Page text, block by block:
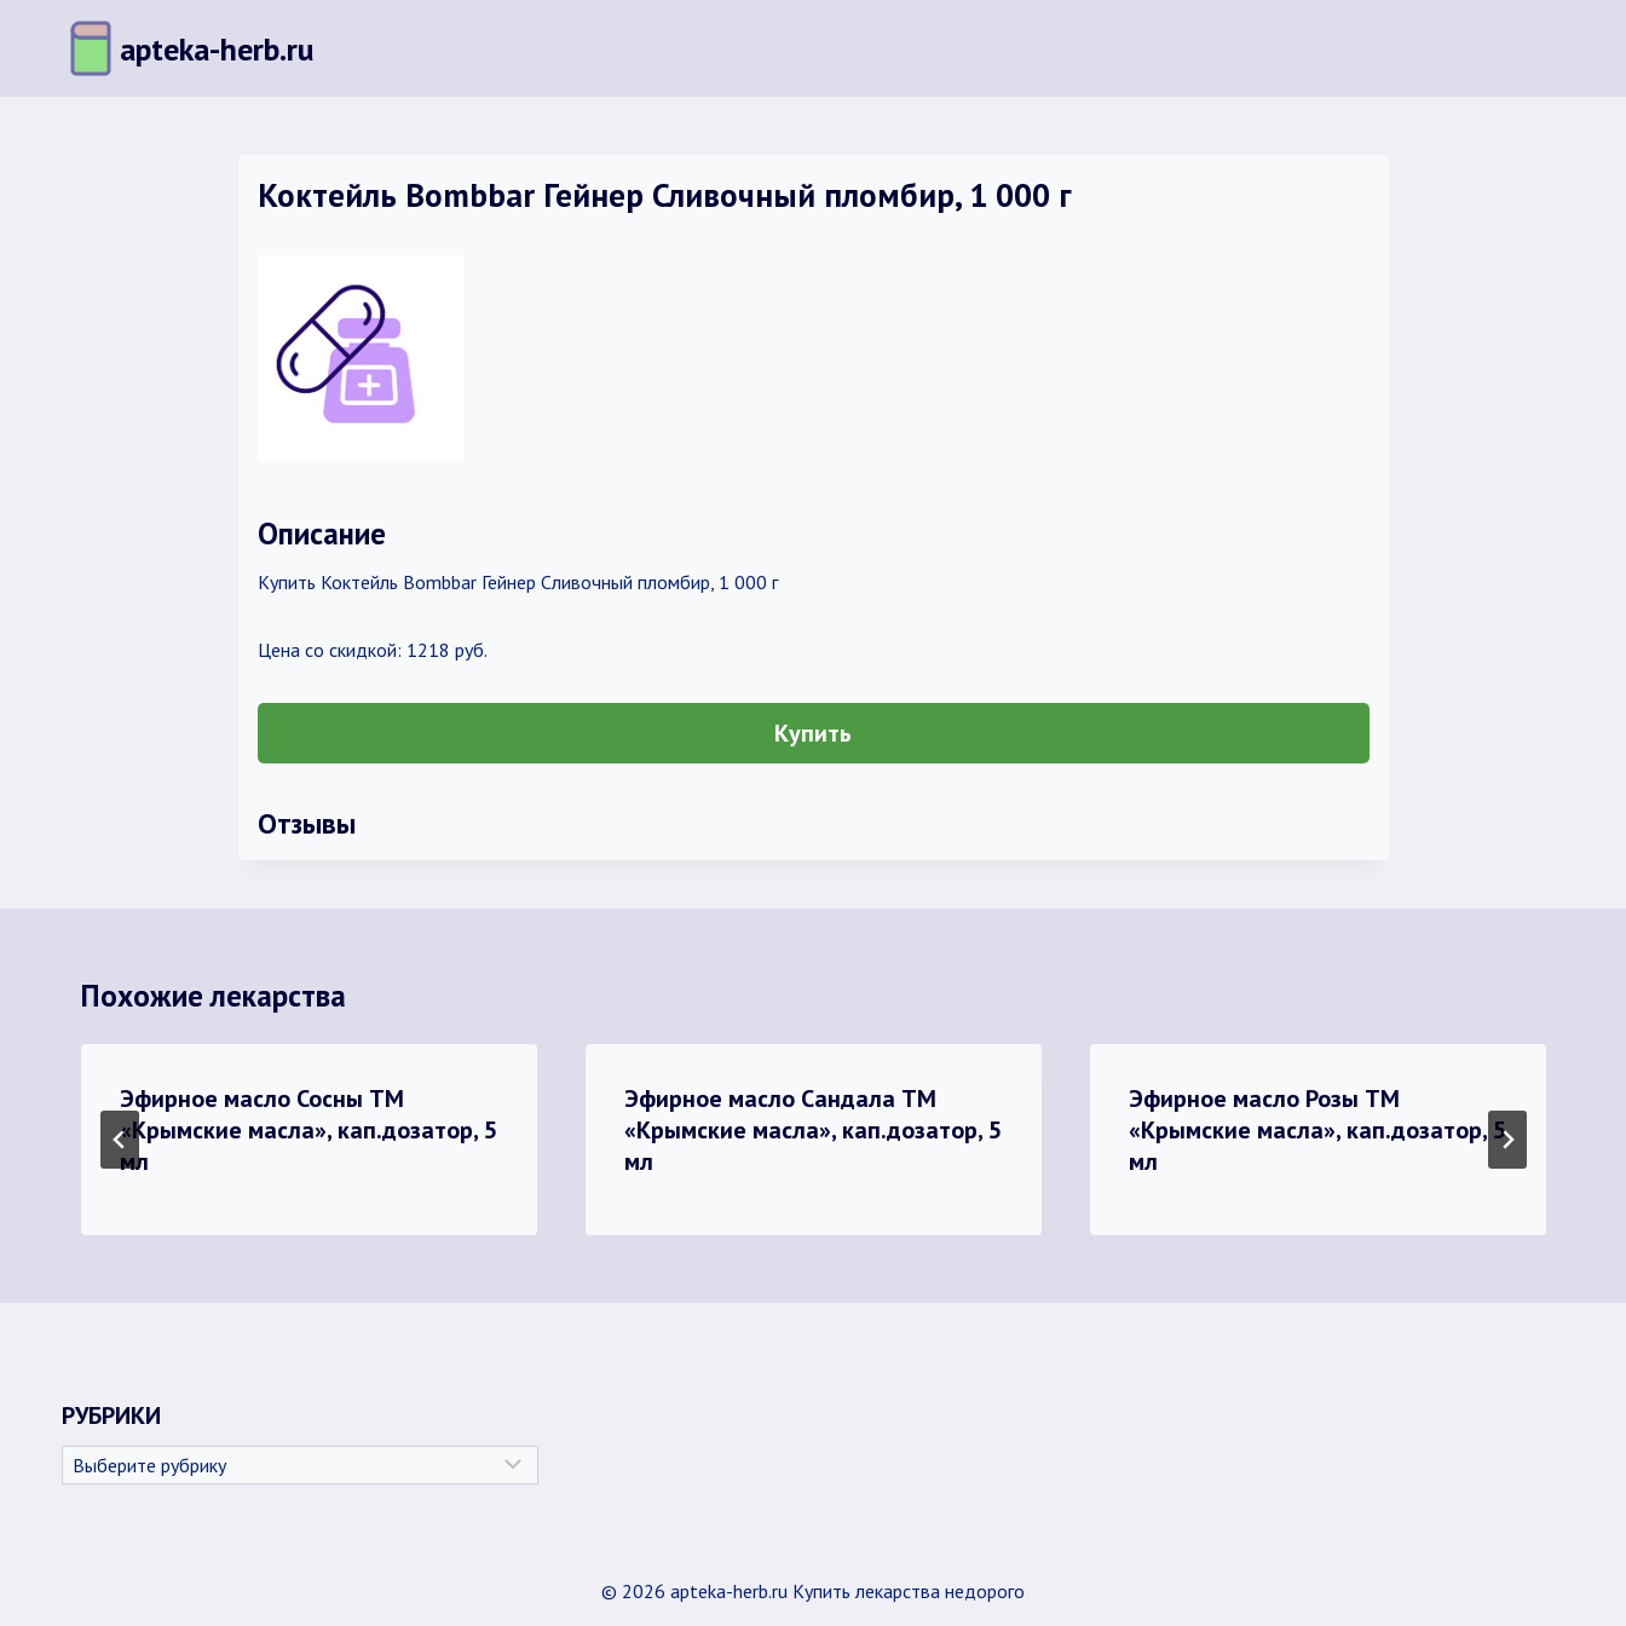
содержимому
apteka-herb.ru
Коктейль Bombbar Гейнер Сливочный пломбир, 1 000 г
Описание
Купить Коктейль Bombbar Гейнер Сливочный пломбир, 1 000 г
Цена со скидкой: 1218 руб.
Купить
Отзывы
Похожие лекарства
Эфирное масло Сосны ТМ
«Крымские масла», кап.дозатор, 5
мл
Эфирное масло Сандала ТМ
«Крымские масла», кап.дозатор, 5
мл
Эфирное масло Розы ТМ
«Крымские масла», кап.дозатор, 5
мл
РУБРИКИ
Рубрики
© 2026 apteka-herb.ru Купить лекарства недорого